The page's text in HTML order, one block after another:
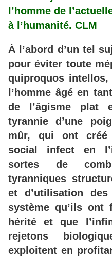
l’homme de
à l ’humanité. CLM
À l’abord d’un tel
pour éviter toute
quiproquos intellos,
l’homme âgé en tant
de
l’âgisme plat
tyrannie
d’une
mûr, qui ont créé
social
infect en
sortes
de
tyranniques
et
d’utilisation des
système qu’ils ont
hérité
et que
rejetons
exploitent en